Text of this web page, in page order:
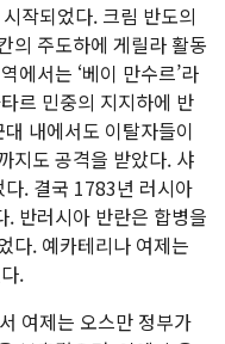
작되었다. 크림 반도의
의 주도하에 게릴라 활동
에서는 ‘베이 만수르’라
르 민중의 지지하에 반
내에서도 이탈자들이
지도 공격을 받았다. 샤
. 결국 1783년 러시아
반러시아 반란은 합병을
다. 예카테리나 여제는
.
여제는 오스만 정부가